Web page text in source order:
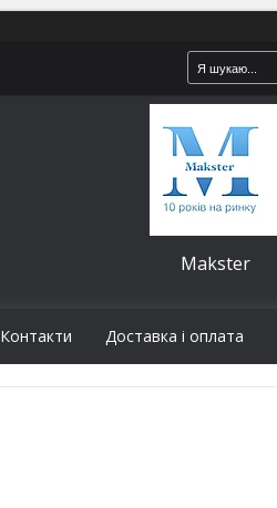
Makster
Контакти Доставка і оплата